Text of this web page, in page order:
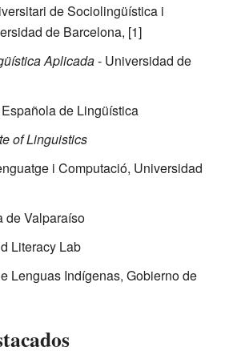
de Sociolingüística i
de Barcelona, [1]
Aplicada- Universidad de
de Lingüística
of Linguistics
i Computació, Universidad
de Valparaíso
Literacy Lab
Lenguas Indígenas, Gobierno de